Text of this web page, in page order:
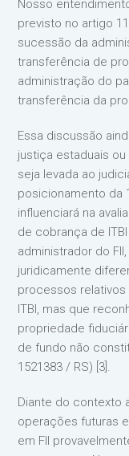
Nosso
previsto no artigo
sucessão da
transferência de
administração do
transferência da
Essa discussão
justiça estaduais
seja levada ao
posicionamento da
influenciará na
de cobrança de
administrador do
juridicamente
processos relativos
ITBI, mas que
propriedade
de fundo não
1521383 / RS) [3].
Diante do contexto
operações futuras
em FII